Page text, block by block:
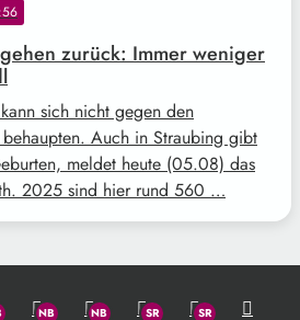
zurück: Immer weniger
sich nicht gegen den
behaupten. Auch in Straubing gibt
meldet heute (05.08) das
2025 sind hier rund 560 …